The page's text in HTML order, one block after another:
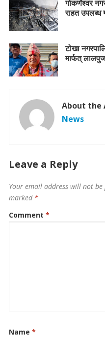
गोकर्णेश्वर
राहत उपलब्ध
टोखा
मार्फत्
About the
News
Leave a Reply
Your email address will not be
marked *
Comment *
Name *